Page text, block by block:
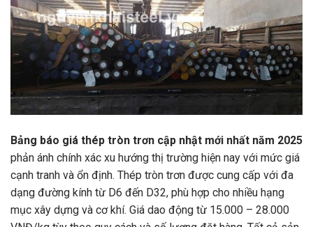
Bảng báo giá thép tròn trơn cập nhật mới nhất năm 2025
phản ánh chính xác xu hướng thị trường hiện nay với mức giá
cạnh tranh và ổn định. Thép tròn trơn được cung cấp với đa
dạng đường kính từ D6 đến D32, phù hợp cho nhiều hạng
mục xây dựng và cơ khí. Giá dao động từ 15.000 – 28.000